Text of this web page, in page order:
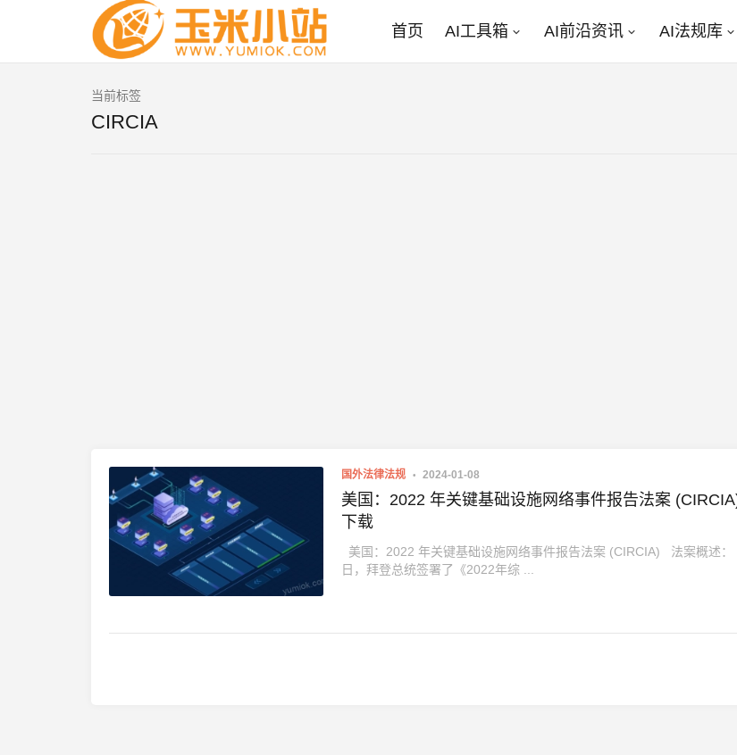
首页 AI工具箱 AI前沿资讯 AI法规库
当前标签
CIRCIA
国外法律法规 2024-01-08
美国：2022 年关键基础设施网络事件报告法案
下载
美国：2022 年关键基础设施网络事件报告法案 (CIRCIA) 法案概述：
日，拜登总统签署了《2022年综 ...